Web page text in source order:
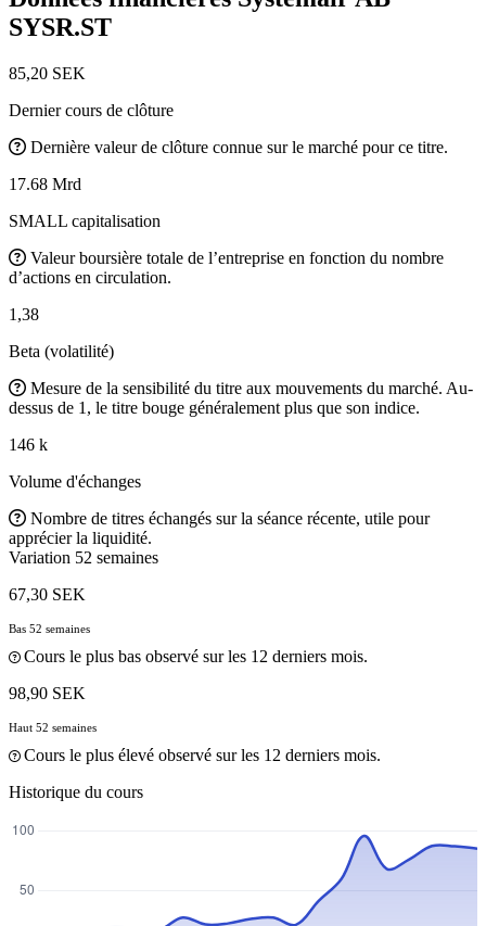
SYSR.ST
85,20 SEK
Dernier cours de clôture
Dernière valeur de clôture connue sur le marché pour ce titre.
17.68 Mrd
SMALL capitalisation
Valeur boursière totale de l’entreprise en fonction du nombre
d’actions en circulation.
1,38
Beta (volatilité)
Mesure de la sensibilité du titre aux mouvements du marché. Au-
dessus de 1, le titre bouge généralement plus que son indice.
146 k
Volume d'échanges
Nombre de titres échangés sur la séance récente, utile pour
apprécier la liquidité.
Variation 52 semaines
67,30 SEK
Bas 52 semaines
Cours le plus bas observé sur les 12 derniers mois.
98,90 SEK
Haut 52 semaines
Cours le plus élevé observé sur les 12 derniers mois.
Historique du cours